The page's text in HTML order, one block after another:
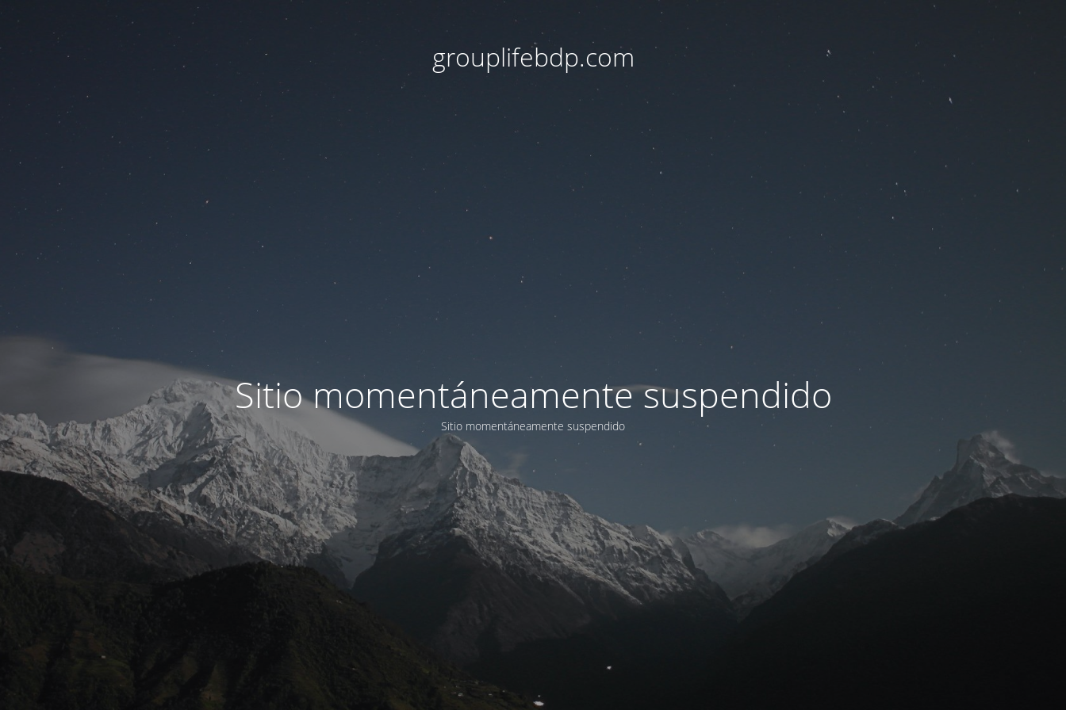
grouplifebdp.com
Sitio momentáneamente suspendido
Sitio momentáneamente suspendido